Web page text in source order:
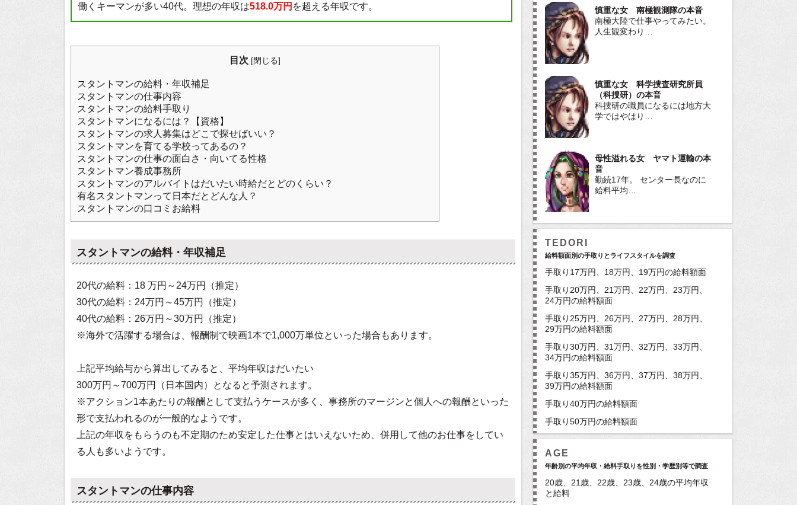
働くキーマンが多い40代。理想の年収は518.0万円 を超える年収です。
目次 [閉じる]
スタントマンの給料・年収補足
スタントマンの仕事内容
スタントマンの給料手取り
スタントマンになるには？【資格】
スタントマンの求人募集はどこで探せばいい？
スタントマンを育てる学校ってあるの？
スタントマンの仕事の面白さ・向いてる性格
スタントマン養成事務所
スタントマンのアルバイトはだいたい時給だとどのくらい？
有名スタントマンって日本だとどんな人？
スタントマンの口コミお給料
スタントマンの給料・年収補足
20代の給料：18 万円～24万円（推定）
30代の給料：24万円～45万円（推定）
40代の給料：26万円～30万円（推定）
※海外で活躍する場合は、報酬制で映画1本で1,000万単位といった場合もあります。
上記平均給与から算出してみると、平均年収はだいたい
300万円～700万円（日本国内）となると予測されます。
※アクション1本あたりの報酬として支払うケースが多く、事務所のマージンと個人への報酬といった
形で支払われるのが一般的なようです。
上記の年収をもらうのも不定期のため安定した仕事とはいえないため、併用して他のお仕事をしてい
る人も多いようです。
スタントマンの仕事内容
慎重な女 南極観測隊の本音
南極大陸で仕事やってみたい。
人生観変わり…
慎重な女 科学捜査研究所員
（科捜研）の本音
科捜研の職員になるには地方大
学ではやはり…
母性溢れる女 ヤマト運輸の本
音
勤続17年。 センター長なのに
給料平均…
TEDORI
給料額面別の手取りとライフスタイルを調査
手取り17万円、18万円、19万円の給料額面
手取り20万円、21万円、22万円、23万円、
24万円の給料額面
手取り25万円、26万円、27万円、28万円、
29万円の給料額面
手取り30万円、31万円、32万円、33万円、
34万円の給料額面
手取り35万円、36万円、37万円、38万円、
39万円の給料額面
手取り40万円の給料額面
手取り50万円の給料額面
AGE
年齢別の平均年収・給料手取りを性別・学歴別等で調査
20歳、21歳、22歳、23歳、24歳の平均年収
と給料